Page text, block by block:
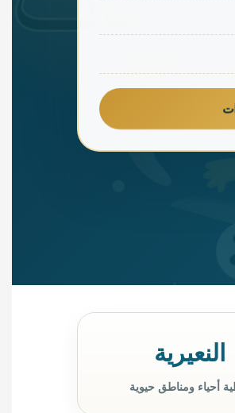
النعيرية
أحياء ومناطق حيوية